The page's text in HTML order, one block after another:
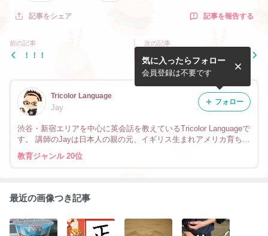
記事をシェア 記事を報告する
前の記事
！！！
次の記事
日本語と発音が違う国名 ～
ヨーロッパ編～
Tricolor Language
Jay
渋谷・新宿エリアを中心に英会話を教えているTricolor Languageで
す。 講師のJayは日本人の親の元、イギリス生まれアメリカ育ちで
す。 なので英会話だけでなく、文化や英語の微妙なニュアンスの
違い、海外生活の事も教えています。
気に入ったらフォロー
会員登録は不要です
フォロー
教育ジャンル 20位
最近の画像つき記事